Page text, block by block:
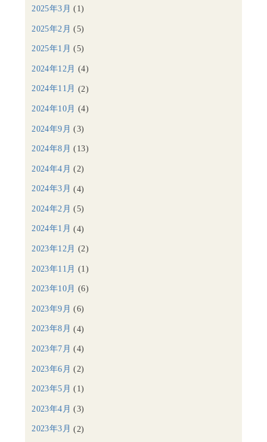
2025年3月 (1)
2025年2月 (5)
2025年1月 (5)
2024年12月 (4)
2024年11月 (2)
2024年10月 (4)
2024年9月 (3)
2024年8月 (13)
2024年4月 (2)
2024年3月 (4)
2024年2月 (5)
2024年1月 (4)
2023年12月 (2)
2023年11月 (1)
2023年10月 (6)
2023年9月 (6)
2023年8月 (4)
2023年7月 (4)
2023年6月 (2)
2023年5月 (1)
2023年4月 (3)
2023年3月 (2)